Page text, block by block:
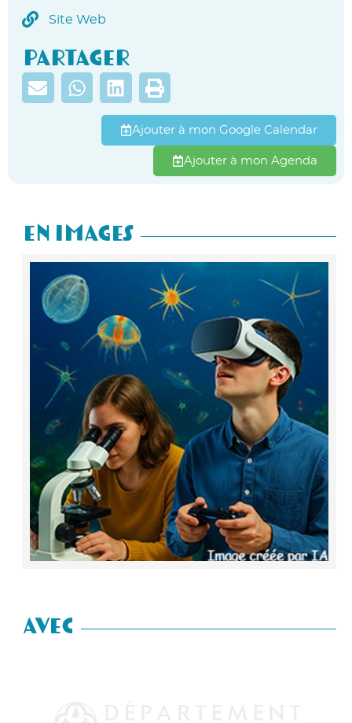
Site Web
Partager
Ajouter à mon Google Calendar
Ajouter à mon Agenda
En Images
AVEC